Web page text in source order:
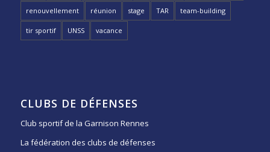
renouvellement réunion stage TAR team-building
tir sportif UNSS vacance
CLUBS DE DÉFENSES
Club sportif de la Garnison Rennes
La fédération des clubs de défenses